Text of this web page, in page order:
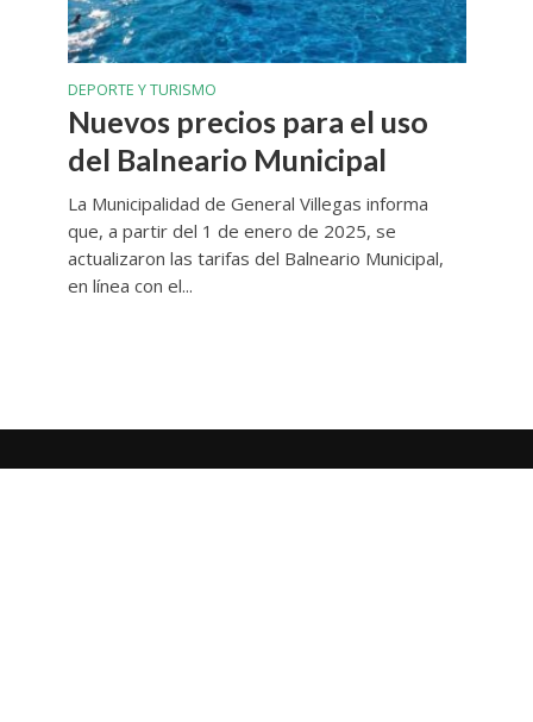
DEPORTE Y TURISMO
Nuevos precios para el uso
del Balneario Municipal
La Municipalidad de General Villegas informa
que, a partir del 1 de enero de 2025, se
actualizaron las tarifas del Balneario Municipal,
en línea con el...